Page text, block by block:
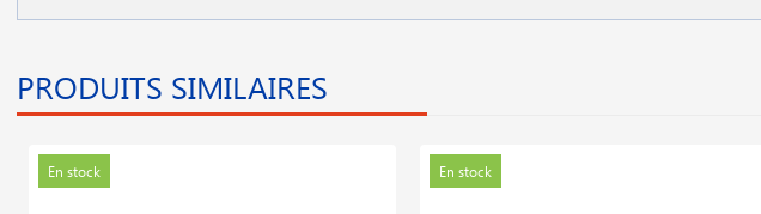
PRODUITS SIMILAIRES
En stock En stock